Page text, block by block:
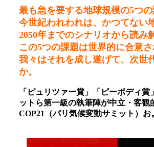
最も急を要する地球規模の5つ
今世紀われわれは、かつてない
2050年までのシナリオから読み
この5つの課題は世界的に合意
我々はそれを成し遂げて、次世
か。
「ピュリツァー賞」「ピーボディ
ットら第一級の執筆陣が中立・客
COP21（パリ気候変動サミット）